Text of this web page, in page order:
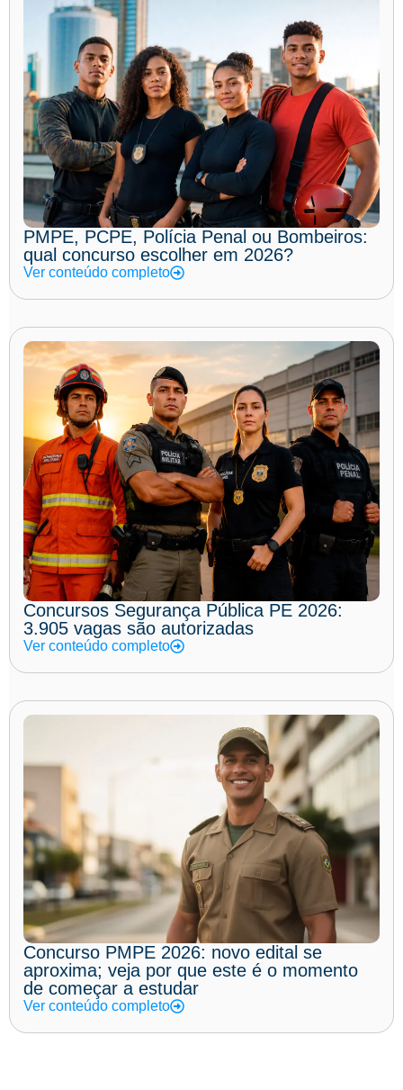
PMPE, PCPE, Polícia Penal ou Bombeiros:
qual concurso escolher em 2026?
Ver conteúdo completo
Concursos Segurança Pública PE 2026:
3.905 vagas são autorizadas
Ver conteúdo completo
Concurso PMPE 2026: novo edital se
aproxima; veja por que este é o momento
de começar a estudar
Ver conteúdo completo